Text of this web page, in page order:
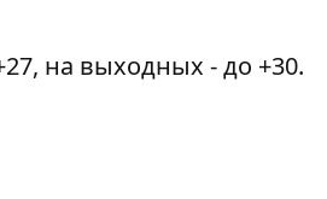
на выходных - до +30.